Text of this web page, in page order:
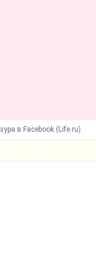
в Facebook (Life.ru)